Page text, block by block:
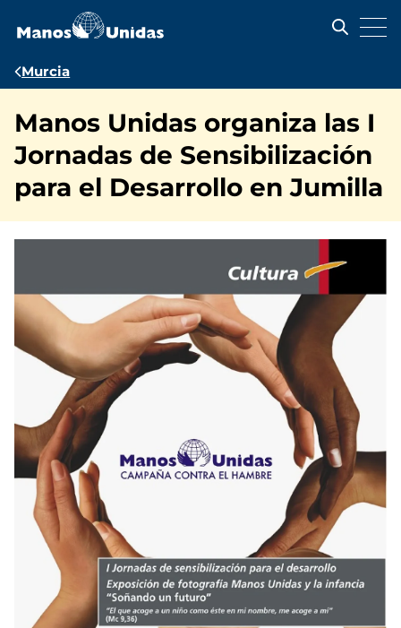
contenido
Ruta
navegación
Murcia
Manos Unidas organiza las I
Jornadas de Sensibilización
para el Desarrollo en Jumilla